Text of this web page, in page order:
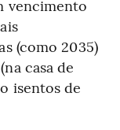
vencimento
(como 2035)
casa de
isentos de